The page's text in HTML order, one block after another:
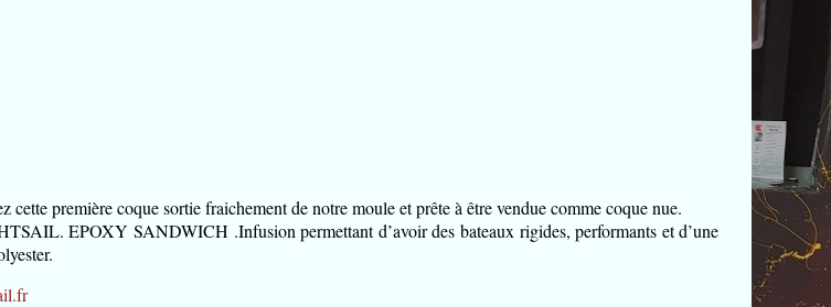
cette première coque sortie fraichement de notre moule et prête à être vendue comme coque nue.
EPOXY SANDWICH .Infusion permettant d’avoir des bateaux rigides, performants et d’une